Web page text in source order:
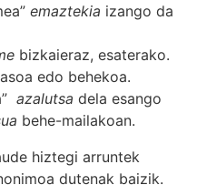
emaztekia izango da
bizkaieraz, esaterako.
edo behekoa.
azalutsa dela esango
behe-mailakoan.
hiztegi arruntek
dutenak baizik.